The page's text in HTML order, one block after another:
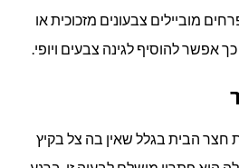
מוביילים צבעונים מזכוכית או
אפשר להוסיף לגינה צבעים ויופי.
חצר הבית בגלל שאין בה צל בקיץ